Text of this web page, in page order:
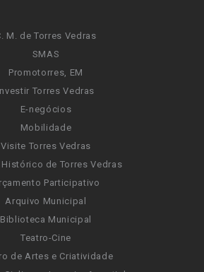
M. de Torres Vedras
SMAS
Promotorres, EM
Torres Vedras
E-negócios
Mobilidade
Visite Torres Vedras
Histórico de Torres Vedras
Participativo
Arquivo Municipal
Biblioteca Municipal
Teatro-Cine
de Artes e Criatividade